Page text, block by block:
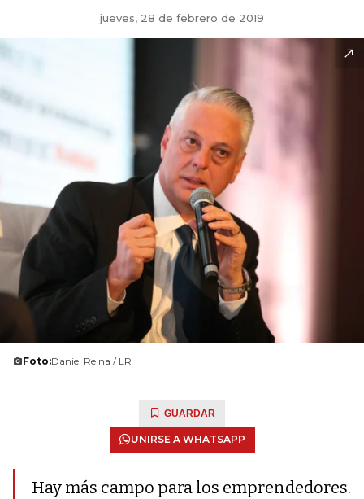
jueves, 28 de febrero de 2019
Foto:Daniel Reina / LR
GUARDAR
UNIRSE A WHATSAPP
Hay más campo para los emprendedores.